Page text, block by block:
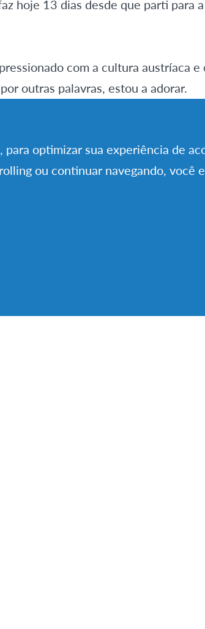
hoje 13 dias desde que parti para
com a cultura austríaca e
outras palavras, estou a adorar.
presente. Antes de chegar, já tinha
Áustria, não seria nada
rural longe da minha escola,
vivenda com jardim; o que me fez
Mal cheguei, apanhei uma
optimizar sua experiência de
ou continuar navegando, você